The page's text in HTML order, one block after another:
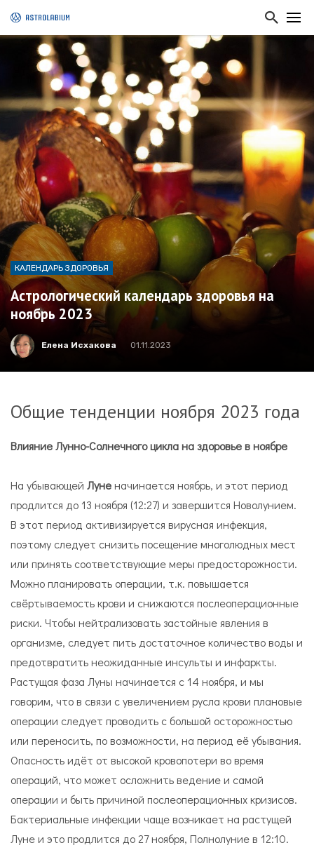
КАЛЕНДАРЬ ЗДОРОВЬЯ
Астрологический календарь здоровья на
ноябрь 2023
Елена Исхакова 01.11.2023
Общие тенденции ноября 2023 года
Влияние Лунно-Солнечного цикла на здоровье в ноябре
На убывающей Луненачинается ноябрь, и этот период
продлится до 13 ноября (12:27) и завершится Новолунием.
В этот период активизируется вирусная инфекция,
поэтому следует снизить посещение многолюдных мест
или принять соответствующие меры предосторожности.
Можно планировать операции, т.к. повышается
свёртываемость крови и снижаются послеоперационные
риски. Чтобы нейтрализовать застойные явления в
организме, следует пить достаточное количество воды и
предотвратить неожиданные инсульты и инфаркты.
Растущая фаза Луны начинается с 14 ноября, и мы
говорим, что в связи с увеличением русла крови плановые
операции следует проводить с большой осторожностью
или переносить, по возможности, на период её убывания.
Опасность идёт от высокой кровопотери во время
операций, что может осложнить ведение и самой
операции и быть причиной послеоперационных кризисов.
Бактериальные инфекции чаще возникает на растущей
Луне и это продлится до 27 ноября, Полнолуние в 12:10.